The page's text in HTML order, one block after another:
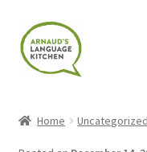
Skip
to
navigation
Skip
to
content
Home Uncategorized